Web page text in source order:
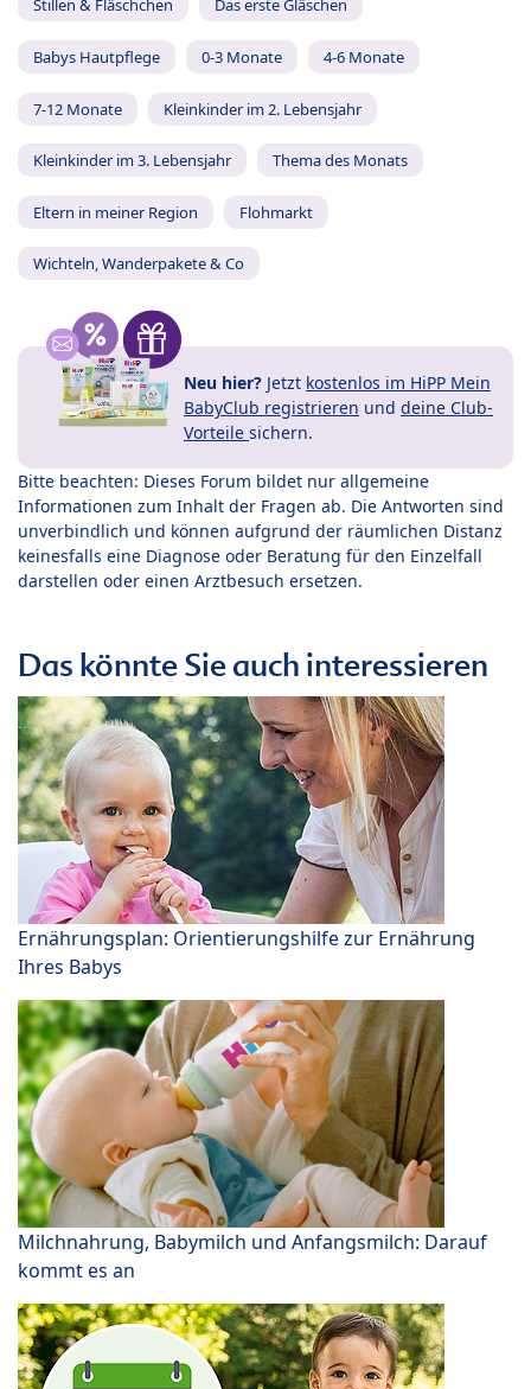
Stillen & Fläschchen Das erste Gläschen
Babys Hautpflege 0-3 Monate 4-6 Monate
7-12 Monate Kleinkinder im 2. Lebensjahr
Kleinkinder im 3. Lebensjahr Thema des Monats
Eltern in meiner Region Flohmarkt
Wichteln, Wanderpakete & Co
Neu hier? Jetzt kostenlos im HiPP Mein
BabyClub registrieren und deine Club-
Vorteile sichern.
Bitte beachten: Dieses Forum bildet nur allgemeine
Informationen zum Inhalt der Fragen ab. Die Antworten sind
unverbindlich und können aufgrund der räumlichen Distanz
keinesfalls eine Diagnose oder Beratung für den Einzelfall
darstellen oder einen Arztbesuch ersetzen.
Das könnte Sie auch interessieren
Ernährungsplan: Orientierungshilfe zur Ernährung
Ihres Babys
Milchnahrung, Babymilch und Anfangsmilch: Darauf
kommt es an